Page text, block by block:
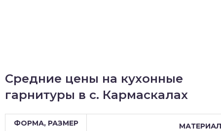
Средние цены на кухонные
гарнитуры в с. Кармаскалах
ФОРМА, РАЗМЕР